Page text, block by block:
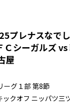
プレナスなで
Ｃシーガルズ
屋
ーグ１部 第8節
クオフ ニッパツ三